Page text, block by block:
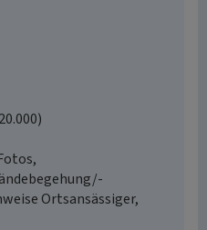
Ortsansässiger,